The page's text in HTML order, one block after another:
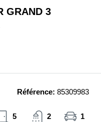
GRAND 3
Référence: 85309983
5
2
1